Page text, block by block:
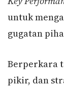
untuk
gugatan
Berperkara
pikir, dan